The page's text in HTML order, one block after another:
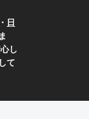
・ 日
し
て